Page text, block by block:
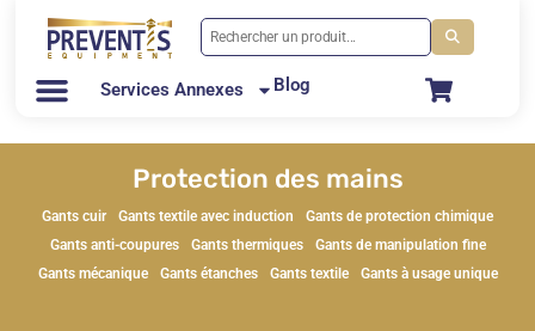
Services Annexes Blog
Protection des mains
Gants cuir Gants textile avec induction
Gants de protection chimique
Gants anti-coupures
Gants thermiques
Gants de manipulation fine
Gants mécanique
Gants étanches Gants textile Gants à usage unique